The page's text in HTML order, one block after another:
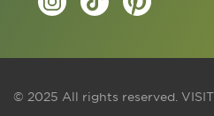
© 2025 All rights reserved.